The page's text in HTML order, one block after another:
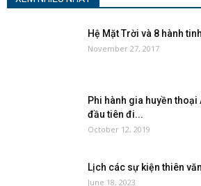
Hệ Mặt Trời và 8 hành tinh
November 27, 2017
Phi hành gia huyền
đầu tiên đi...
October 12, 2019
Lịch các sự kiện thiên
June 18, 2023